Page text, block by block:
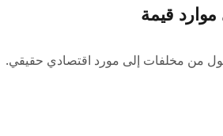
قيمة
من مخلفات إلى مورد اقتصادي حقيقي.